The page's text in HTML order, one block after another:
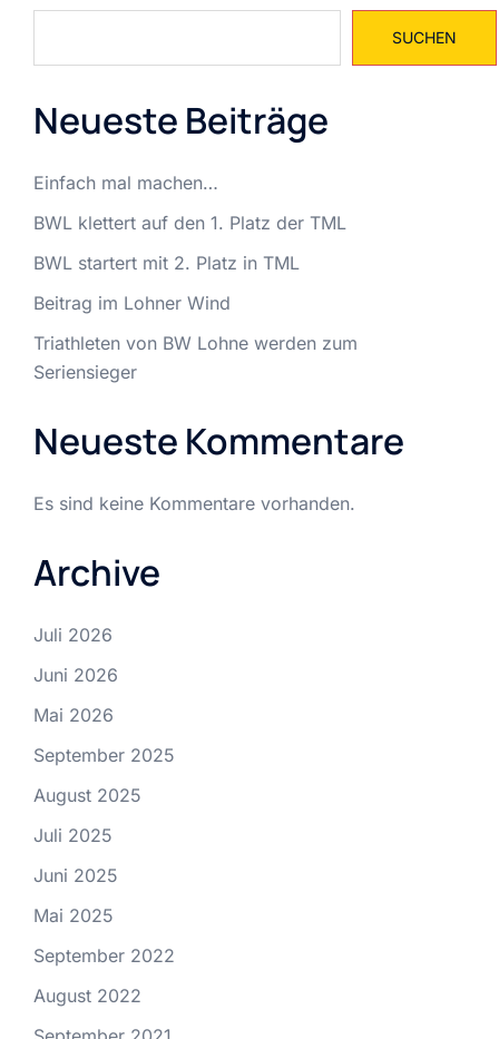
SUCHEN
Neueste Beiträge
Einfach mal machen…
BWL klettert auf den 1. Platz der TML
BWL startert mit 2. Platz in TML
Beitrag im Lohner Wind
Triathleten von BW Lohne werden zum
Seriensieger
Neueste Kommentare
Es sind keine Kommentare vorhanden.
Archive
Juli 2026
Juni 2026
Mai 2026
September 2025
August 2025
Juli 2025
Juni 2025
Mai 2025
September 2022
August 2022